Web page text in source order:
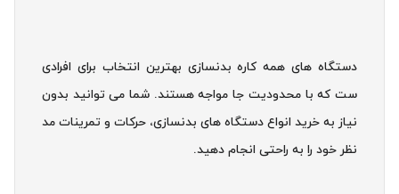
دستگاه های همه کاره بدنسازی بهترین انتخاب برای افرادی
ست که با محدودیت جا مواجه هستند. شما می توانید بدون
نیاز به خرید انواع دستگاه های بدنسازی، حرکات و تمرینات مد
نظر خود را به راحتی انجام دهید.